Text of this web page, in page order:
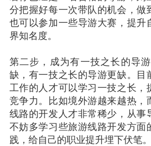
分把握好每一次带队的机会，做
也可以参加一些导游大赛，提升
界知名度。
第二步，成为有一技之长的导
缺，有一技之长的导游更缺。目
工作的人才可以学习一技之长，
竞争力。比如境外游越来越热，
线路的开发人才非常稀少，从事
不妨多学习些旅游线路开发方面
践，给自己的职业提升埋下伏笔。